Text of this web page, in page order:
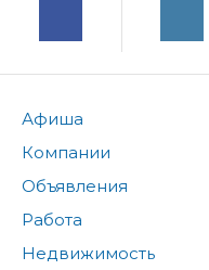
Афиша
Компании
Объявления
Работа
Недвижимость